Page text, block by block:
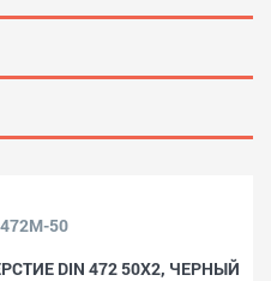
472M-50
DIN 472 50X2, ЧЕРНЫЙ